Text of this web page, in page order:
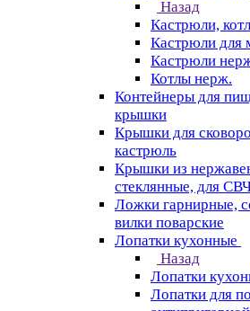
Назад
Кастрюли,
Кастрюли для
Кастрюли
Котлы нерж.
Контейнеры для
крышки
Крышки для
кастрюль
Крышки из
стеклянные, для
Ложки гарнирные,
вилки поварские
Лопатки кухонные
Назад
Лопатки
Лопатки для